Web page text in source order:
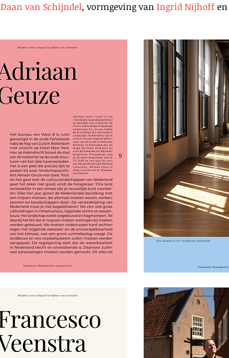
Daan van Schijndel, vormgeving van Ingrid Nijhoff